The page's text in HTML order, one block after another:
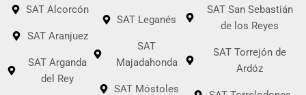
SAT Alcorcón
SAT Aranjuez
SAT Arganda
del Rey
SAT Leganés
SAT
Majadahonda
SAT Móstoles
SAT San Sebastián
de los Reyes
SAT Torrejón de
Ardóz